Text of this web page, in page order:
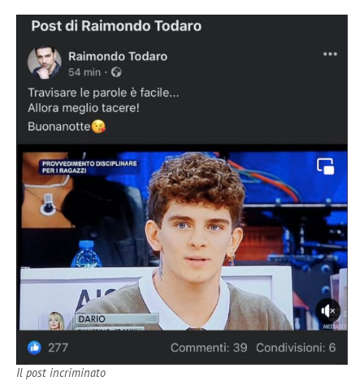
Il post incriminato